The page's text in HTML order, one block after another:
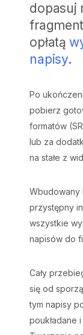
dopasuj
opłatą
napisy.
Po
pobierz
formatów
lub za
na stałe z
Wbudowany
przystępny
wszystkie
napisów do
Cały
się od
tym napisy
poukładane